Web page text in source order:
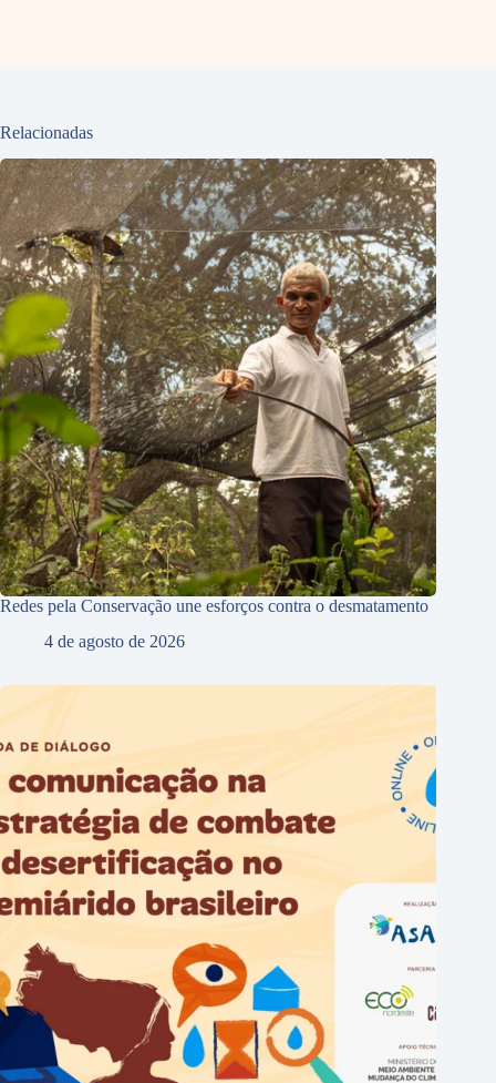
Relacionadas
Redes pela Conservação une esforços contra o desmatamento
4 de agosto de 2026